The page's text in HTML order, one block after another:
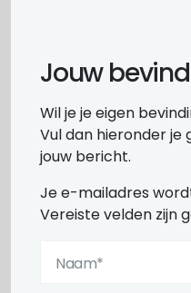
Jouw
Wil je je eigen
Vul dan hieronder je
jouw bericht.
Je e-mailadres
Vereiste velden zijn